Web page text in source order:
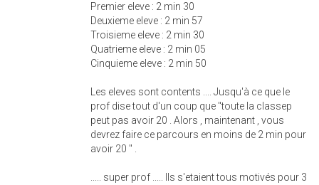
Premier eleve : 2 min 30
Deuxieme eleve : 2 min 57
Troisieme eleve : 2 min 30
Quatrieme eleve : 2 min 05
Cinquieme eleve : 2 min 50
Les eleves sont contents .... Jusqu'à ce que le
prof dise tout d'un coup que "toute la classep
peut pas avoir 20 . Alors , maintenant , vous
devrez faire ce parcours en moins de 2 min pour
avoir 20 " .
..... super prof ..... Ils s'etaient tous motivés pour 3